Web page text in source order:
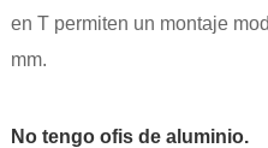
en T permiten un montaje
mm.
No tengo ofis de aluminio.